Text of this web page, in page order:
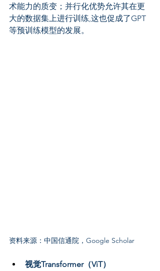
术能力的质变；并行化优势允许其在更
大的数据集上进行训练,这也促成了GPT
等预训练模型的发展。
资料来源：中国信通院，Google Scholar
视觉Transformer（ViT）